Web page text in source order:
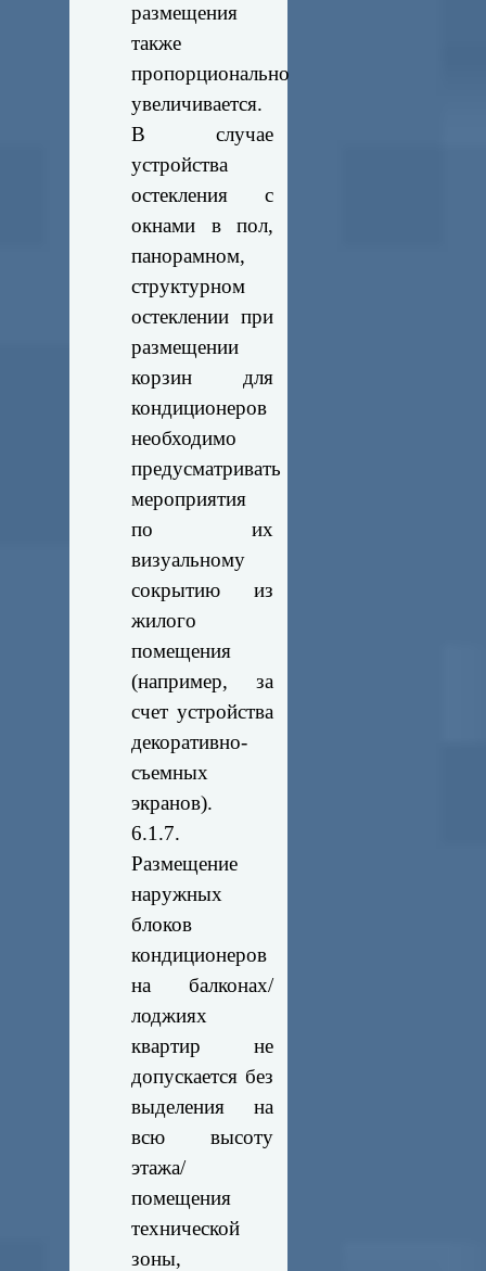
размещения
также
пропорционально
увеличивается.
В случае
устройства
остекления с
окнами в пол,
панорамном,
структурном
остеклении при
размещении
корзин для
кондиционеров
необходимо
предусматривать
мероприятия
по их
визуальному
сокрытию из
жилого
помещения
(например, за
счет устройства
декоративно-
съемных
экранов).
6.1.7.
Размещение
наружных
блоков
кондиционеров
на балконах/
лоджиях
квартир не
допускается без
выделения на
всю высоту
этажа/
помещения
технической
зоны,